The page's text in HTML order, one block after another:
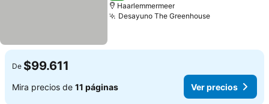
Haarlemmermeer
Desayuno The GreenhouseVer precios
De $99.611
Mira precios de 11 páginas Ver precios